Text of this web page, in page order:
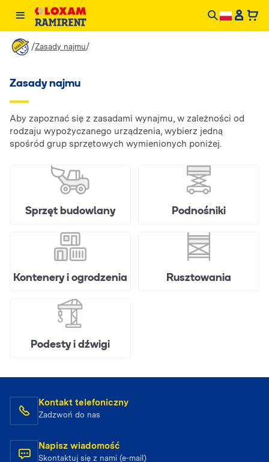
/Zasady najmu/
Zasady najmu
Aby zapoznać się z zasadami wynajmu, w zależności od
rodzaju wypożyczanego urządzenia, wybierz jedną
spośród grup sprzętowych wymienionych poniżej.
Sprzęt budowlany Podnośniki
Kontenery i ogrodzenia Rusztowania
Podesty i dźwigi
Kontakt telefoniczny
Zadzwoń do nas
Napisz wiadomość
Skontaktuj się z nami (e-mail)